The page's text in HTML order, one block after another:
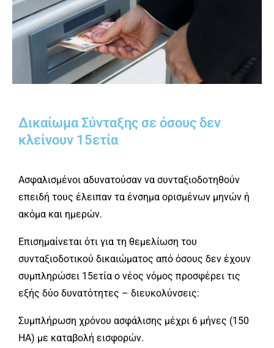
Δικαίωμα Σύνταξης σε όσους δεν
κλείνουν 15ετία
Ασφαλισμένοι αδυνατούσαν να συνταξιοδοτηθούν
επειδή τους έλειπαν τα ένσημα ορισμένων μηνών ή
ακόμα και ημερών.
Επισημαίνεται ότι για τη θεμελίωση του
συνταξιοδοτικού δικαιώματος από όσους δεν έχουν
συμπληρώσει 15ετία o νέος νόμος προσφέρει τις
εξής δύο δυνατότητες – διευκολύνσεις:
Συμπλήρωση χρόνου ασφάλισης μέχρι 6 μήνες (150
ΗΑ) με καταβολή εισφορών.